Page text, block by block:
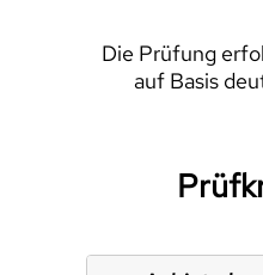
Die Prüfung
auf Basis